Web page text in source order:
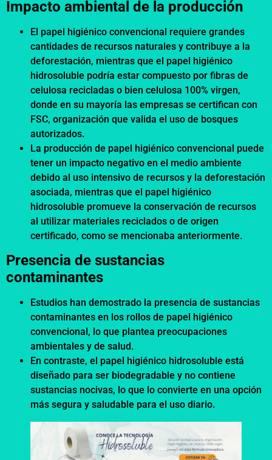
Impacto ambiental de la producción
El papel higiénico convencional requiere grandes
cantidades de recursos naturales y contribuye a la
deforestación, mientras que el papel higiénico
hidrosoluble podría estar compuesto por fibras de
celulosa recicladas o bien celulosa 100% virgen,
donde en su mayoría las empresas se certifican con
FSC, organización que valida el uso de bosques
autorizados.
La producción de papel higiénico convencional puede
tener un impacto negativo en el medio ambiente
debido al uso intensivo de recursos y la deforestación
asociada, mientras que el papel higiénico
hidrosoluble promueve la conservación de recursos
al utilizar materiales reciclados o de origen
certificado, como se mencionaba anteriormente.
Presencia de sustancias
contaminantes
Estudios han demostrado la presencia de sustancias
contaminantes en los rollos de papel higiénico
convencional, lo que plantea preocupaciones
ambientales y de salud.
En contraste, el papel higiénico hidrosoluble está
diseñado para ser biodegradable y no contiene
sustancias nocivas, lo que lo convierte en una opción
más segura y saludable para el uso diario.